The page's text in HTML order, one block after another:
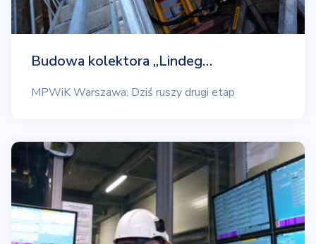
Budowa kolektora „Lindeg…
MPWiK Warszawa: Dziś ruszy drugi etap